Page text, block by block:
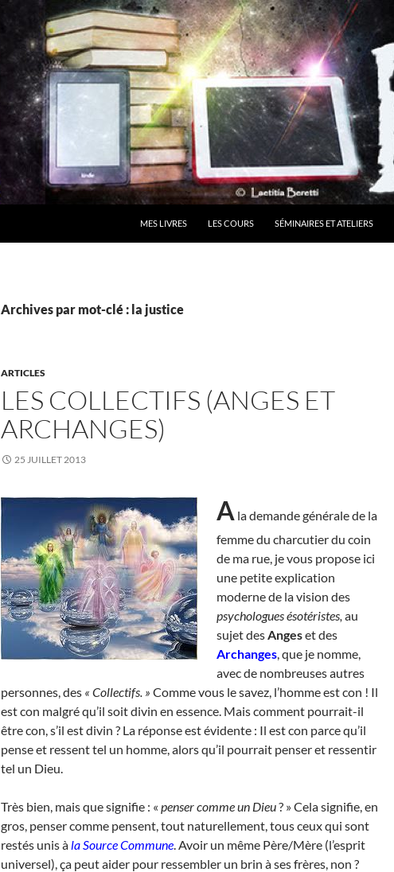
MES LIVRES LES COURS SÉMINAIRES ET ATELIERS
Archives par mot-clé : la justice
ARTICLES
LES COLLECTIFS (ANGES ET
ARCHANGES)
25 JUILLET 2013
A la demande générale de la
femme du charcutier du coin
de ma rue, je vous propose ici
une petite explication
moderne de la vision des
psychologues ésotéristes, au
sujet desAngeset des
Archanges, que je nomme,
avec de nombreuses autres
personnes, des « Collectifs. » Comme vous le savez, l’homme est con ! Il
est con malgré qu’il soit divin en essence. Mais comment pourrait-il
être con, s’il est divin ? La réponse est évidente : Il est con parce qu’il
pense et ressent tel un homme, alors qu’il pourrait penser et ressentir
tel un Dieu.
Très bien, mais que signifie : « penser comme un Dieu? » Cela signifie, en
gros, penser comme pensent, tout naturellement, tous ceux qui sont
restés unis àla Source Commune. Avoir un même Père/Mère (l’esprit
universel), ça peut aider pour ressembler un brin à ses frères, non ?